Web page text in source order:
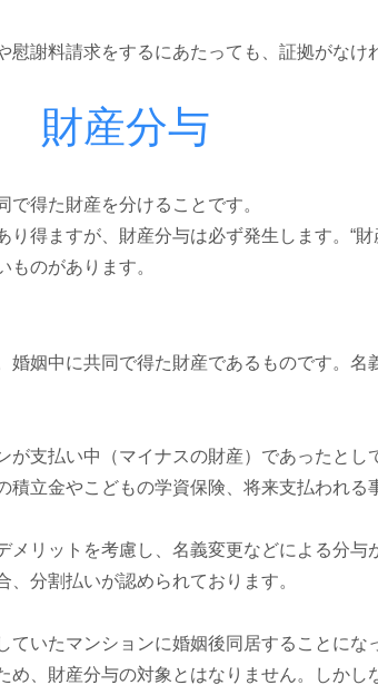
慰謝料請求をするにあたっても、証拠がなけ
財産分与
得た財産を分けることです。
り得ますが、財産分与は必ず発生します。“
ものがあります。
婚姻中に共同で得た財産であるものです。名
が支払い中（マイナスの財産）であったとし
積立金やこどもの学資保険、将来支払われる
メリットを考慮し、名義変更などによる分与
分割払いが認められております。
ていたマンションに婚姻後同居することにな
め、財産分与の対象とはなりません。しかし